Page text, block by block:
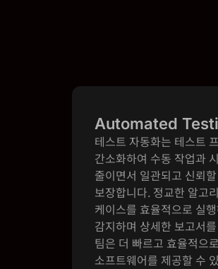
Automated
테스트 자동화는 테스트
간소화하여 수동 작업과
줄이면서 일관되고 신뢰
보장합니다. 정교한 알고
케이스를 효율적으로 실
감지하며 상세한 보고서
팀은 더 빠르고 효율적으
소프트웨어를 제공할 수